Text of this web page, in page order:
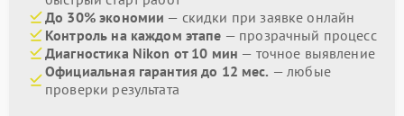
До 30% экономии — скидки при заявке онлайн
Контроль на каждом этапе — прозрачный процесс
Диагностика Nikon от 10 мин — точное выявление
Официальная гарантия до 12 мес. — любые
проверки результата